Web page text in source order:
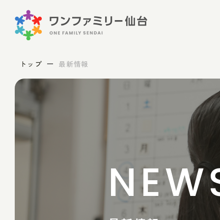
トップ 最新情報